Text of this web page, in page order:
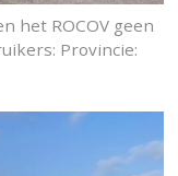
het ROCOV geen
Provincie: